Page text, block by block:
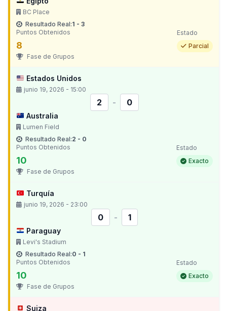
BC Place
Resultado Real:1 - 3
Puntos Obtenidos
8
Estado
Parcial
Fase de Grupos
Estados Unidos
junio 19, 2026 - 15:00
2 - 0
Australia
Lumen Field
Resultado Real:2 - 0
Puntos Obtenidos
10
Estado
Exacto
Fase de Grupos
Turquía
junio 19, 2026 - 23:00
0 - 1
Paraguay
Levi's Stadium
Resultado Real:0 - 1
Puntos Obtenidos
10
Estado
Exacto
Fase de Grupos
Suiza